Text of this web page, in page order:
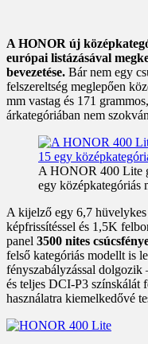
A HONOR új
európai listázásával
bevezetése. Bár nem egy
felszereltség meglepően
mm vastag és 171
árkategóriában nem
A HONOR 400 Lite
egy középkategóriás
A kijelző egy 6,7
képfrissítéssel és 1,5K
panel 3500 nites
felső kategóriás modellt is
fényszabályzással dolgozik
és teljes DCI-P3 színskálát
használatra kiemelkedővé